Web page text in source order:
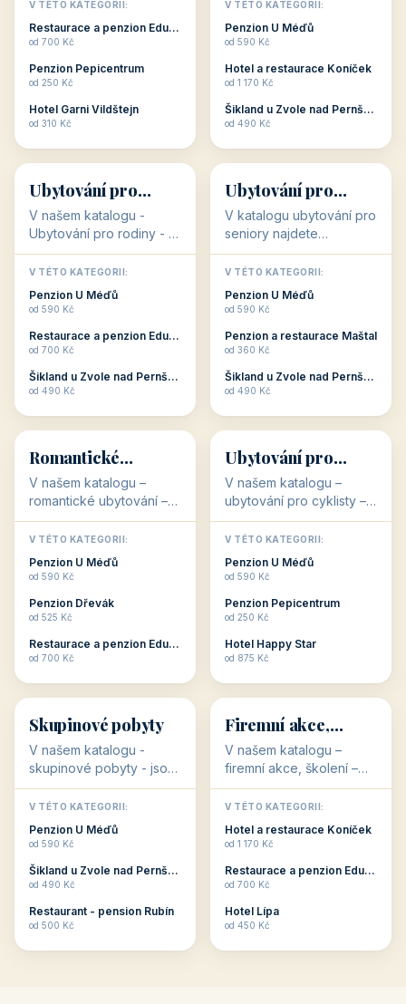
dovolenou přímo
souvisejí. Aktivní
odpočinek jso...
V TÉTO KATEGORII:
Restaurace a penzion Eduard
od 700 Kč
Penzion Pepicentrum
od 250 Kč
Hotel Garni Vildštejn
od 310 Kč
cenově dostupné
ubytování v ČR. Budete
c...
V TÉTO KATEGORII:
Penzion U Méďů
od 590 Kč
Hotel a restaurace Koníček
od 1 170 Kč
Šikland u Zvole nad Pernštejnem
od 490 Kč
👨‍👩‍👧‍👦
👨‍👩‍👧‍👦
34 objektů
Ubytování pro
rodiny
V našem katalogu -
Ubytování pro rodiny -
jsou pro Vás připraveny
objekty, které svojí
polohou či vybaveností,
nabízí klidné ubytování
V TÉTO KATEGORII:
Penzion U Méďů
od 590 Kč
Restaurace a penzion Eduard
od 700 Kč
Šikland u Zvole nad Pernštejnem
od 490 Kč
🧓
🧓
33 objektů
Ubytování pro
seniory
V katalogu ubytování pro
seniory najdete
penziony a hotely, které
jsou přizpůsobeny pro
ubytování klientů vyššího
věku. Některé z nich
V TÉTO KATEGORII:
Penzion U Méďů
od 590 Kč
Penzion a restaurace Maštal
od 360 Kč
Šikland u Zvole nad Pernštejnem
od 490 Kč
💕
💕
Romantické
ubytování
V našem katalogu –
romantické ubytování –
jsou pro Vás připraveny
objekty, které svojí
stavbou, polohou anebo
zaměřením nabízí
Romantické ...
V TÉTO KATEGORII:
Penzion U Méďů
od 590 Kč
Penzion Dřevák
od 525 Kč
Restaurace a penzion Eduard
od 700 Kč
🚴
🚴
32 objektů
Ubytování pro
cyklisty
V našem katalogu –
ubytování pro cyklisty –
jsou pro Vás připraveny
objekty, které jsou na
milovníky cykloturistiky
připraveny. Většinou mají
V TÉTO KATEGORII:
Penzion U Méďů
od 590 Kč
Penzion Pepicentrum
od 250 Kč
Hotel Happy Star
od 875 Kč
👥
👥
32 objektů
Skupinové pobyty
V našem katalogu -
skupinové pobyty - jsou
pro Vás připraveny
objekty, které nabízí
ubytování skupin v
penzionech, hotelích a
Budete překva...
V TÉTO KATEGORII:
Penzion U Méďů
od 590 Kč
Šikland u Zvole nad Pernštejnem
od 490 Kč
Restaurant - pension Rubín
od 500 Kč
💼
💼
31 objektů
Firemní akce,
školení
V našem katalogu –
firemní akce, školení –
jsou pro Vás připraveny
objekty, které mají
zkušenosti pořádat i
menší firemní akce a
ob...
V TÉTO KATEGORII:
Hotel a restaurace Koníček
od 1 170 Kč
Restaurace a penzion Eduard
od 700 Kč
Hotel Lípa
od 450 Kč